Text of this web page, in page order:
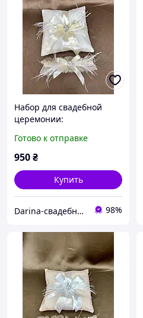
Набор для свадебной
церемонии:
для кольца и подвязка.
Готово к отправке
950₴
Купить
Darina-свадебные аксессуары для невесты 98%